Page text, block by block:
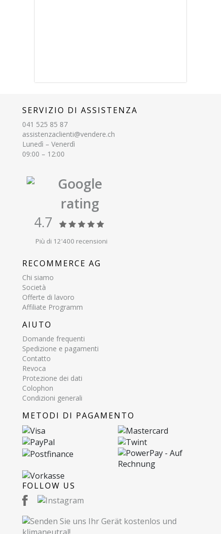
SERVIZIO DI ASSISTENZA
041 525 85 87
assistenzaclienti@vendere.ch
Lunedì – Venerdì
09:00 – 12:00
Google
rating
4.7
Più di 12'400 recensioni
RECOMMERCE AG
Chi siamo
Società
Offerte di lavoro
Affiliate Programm
AIUTO
Domande frequenti
Spedizione e pagamenti
Contatto
Revoca
Protezione dei dati
Colophon
Condizioni generali
METODI DI PAGAMENTO
FOLLOW US